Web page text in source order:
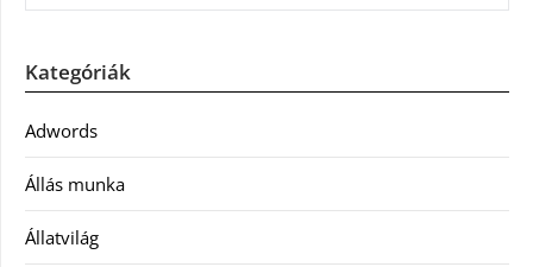
Kategóriák
Adwords
Állás munka
Állatvilág